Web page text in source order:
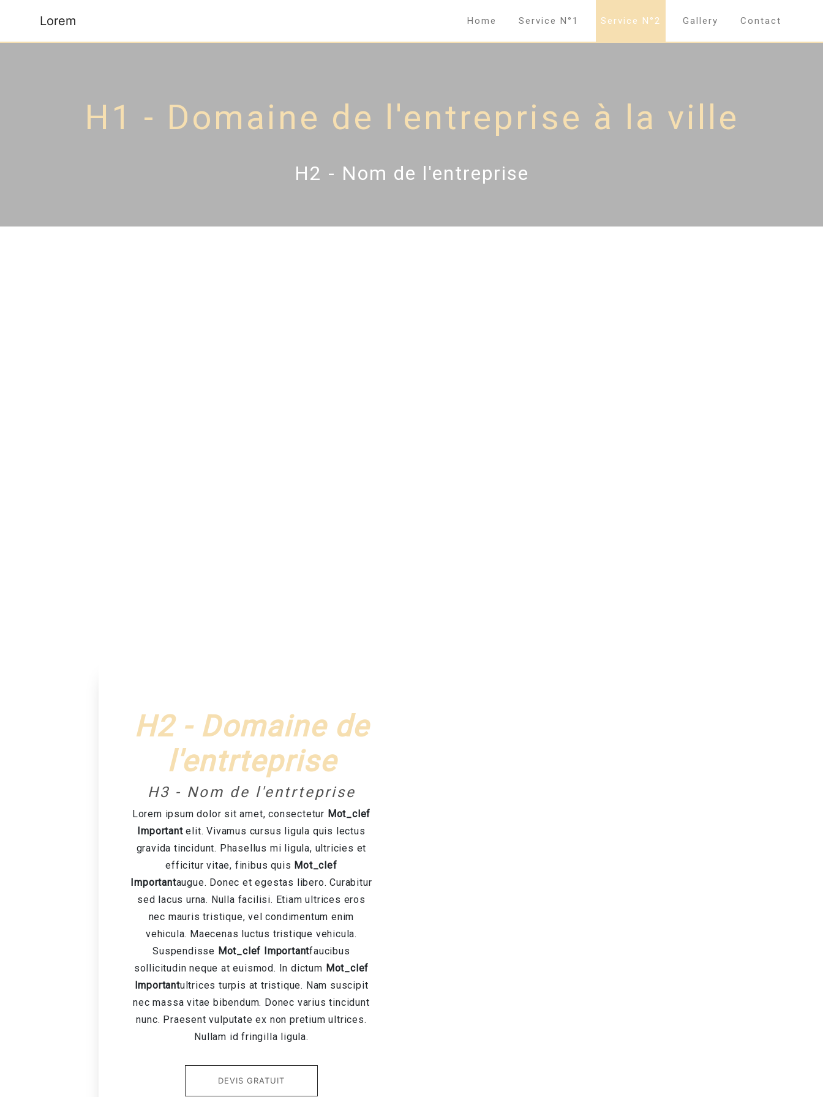
Lorem Home Service N°1 Service N°2 Gallery Contact
H1 - Domaine de l'entreprise à la ville
H2 - Nom de l'entreprise
H2 - Domaine de
l'entrteprise
H3 - Nom de l'entrteprise
Lorem ipsum dolor sit amet, consectetur Mot_clef
Importantelit. Vivamus cursus ligula quis lectus
gravida tincidunt. Phasellus mi ligula, ultricies et
efficitur vitae, finibus quis Mot_clef
Importantaugue. Donec et egestas libero. Curabitur
sed lacus urna. Nulla facilisi. Etiam ultrices eros
nec mauris tristique, vel condimentum enim
vehicula. Maecenas luctus tristique vehicula.
Suspendisse Mot_clef Importantfaucibus
sollicitudin neque at euismod. In dictum Mot_clef
Importantultrices turpis at tristique. Nam suscipit
nec massa vitae bibendum. Donec varius tincidunt
nunc. Praesent vulputate ex non pretium ultrices.
Nullam id fringilla ligula.
DEVIS GRATUIT